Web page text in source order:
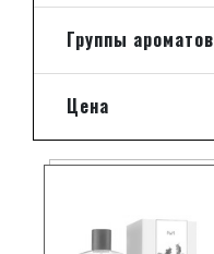
Группы ароматов
Цена